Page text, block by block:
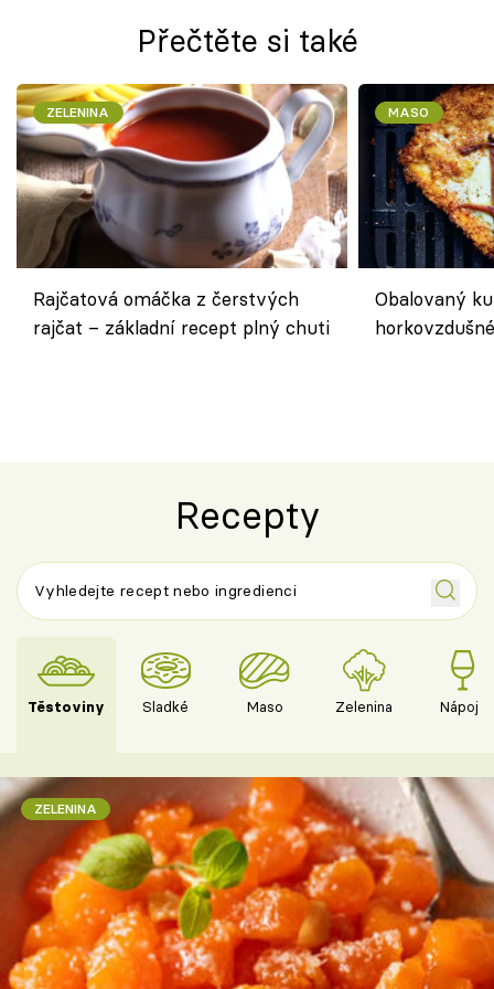
Přečtěte si také
ZELENINA
Rajčatová omáčka z čerstvých
rajčat – základní recept plný chuti
MASO
Obalovaný
Recepty
Těstoviny Sladké Maso Zelenina Nápoje
ZELENINA